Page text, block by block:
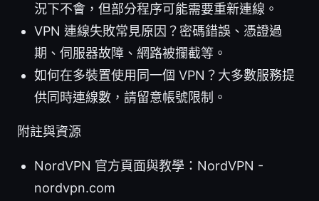
況下不會，但部分程序可能需要重新連線。
VPN 連線失敗常見原因？密碼錯誤、憑證過
期、伺服器故障、網路被攔截等。
如何在多裝置使用同一個 VPN？大多數服務提
供同時連線數，請留意帳號限制。
附註與資源
NordVPN 官方頁面與教學：NordVPN -
nordvpn.com